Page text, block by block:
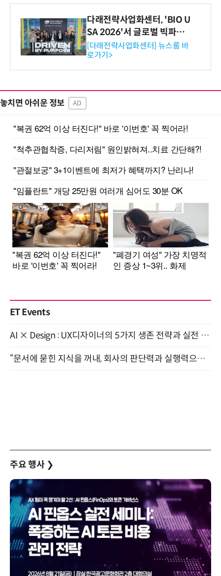
다래전략사업화센터, 'BIO U
SA 2026'서 글로벌 빅파마
와의 비즈니스 미팅 지원…K
-바이오 해외 진출 교두보 확
보
[다래전략사업화센터] 뉴스룸 바
로가기>
놓치면 아쉬운 정보 AD
ET Events
AI × Design : UX디자이너의 5가지 생존 전략과 실전 대응 8월 28일 개최
“문서에 묻힌 지식을 꺼내, 회사의 판단력과 실행력으로 바꾸다” (8/20)
주요 행사 ❯